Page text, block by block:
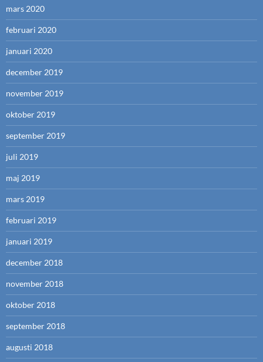
mars 2020
februari 2020
januari 2020
december 2019
november 2019
oktober 2019
september 2019
juli 2019
maj 2019
mars 2019
februari 2019
januari 2019
december 2018
november 2018
oktober 2018
september 2018
augusti 2018